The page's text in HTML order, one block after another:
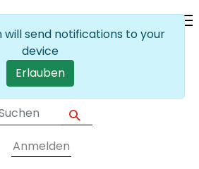
User account
Anmelden
will send notifications to your
device
Erlauben